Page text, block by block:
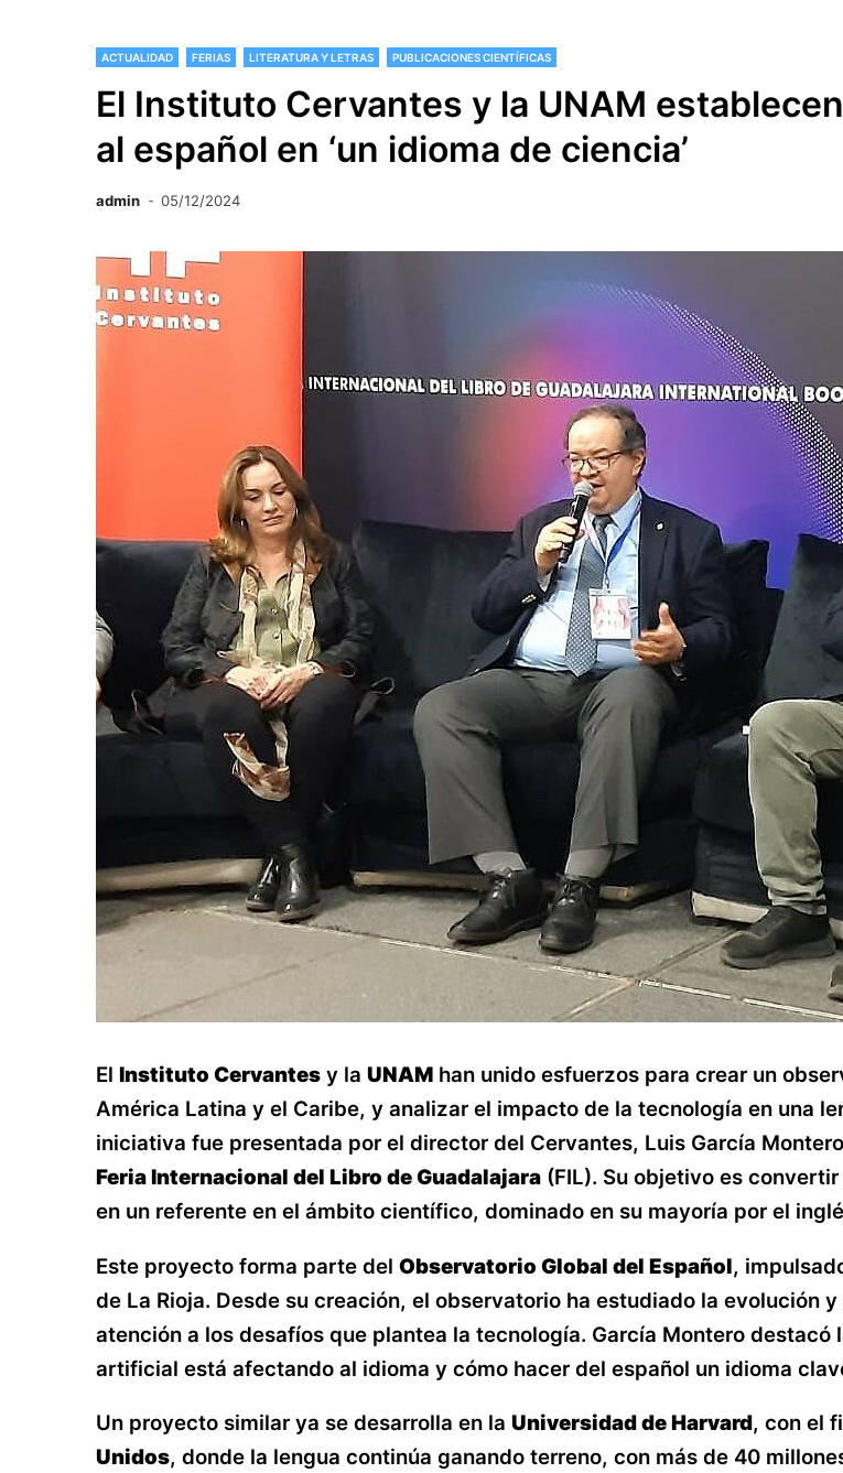
ACTUALIDAD FERIAS LITERATURA Y LETRAS PUBLICACIONES CIENTÍFICAS
El Instituto Cervantes y la UNAM
al español en ‘un idioma de ciencia’
admin 05/12/2024
El Instituto Cervantes y la UNAM han unido esfuerzos para crear un
América Latina y el Caribe, y analizar el impacto de la tecnología en una
iniciativa fue presentada por el director del Cervantes, Luis García
Feria Internacional del Libro de Guadalajara (FIL). Su objetivo es
en un referente en el ámbito científico, dominado en su mayoría por el
Este proyecto forma parte del Observatorio Global del Español,
de La Rioja. Desde su creación, el observatorio ha estudiado la evolución
atención a los desafíos que plantea la tecnología. García Montero
artificial está afectando al idioma y cómo hacer del español un idioma
Un proyecto similar ya se desarrolla en la Universidad de Harvard, con el
Unidos, donde la lengua continúa ganando terreno, con más de 40